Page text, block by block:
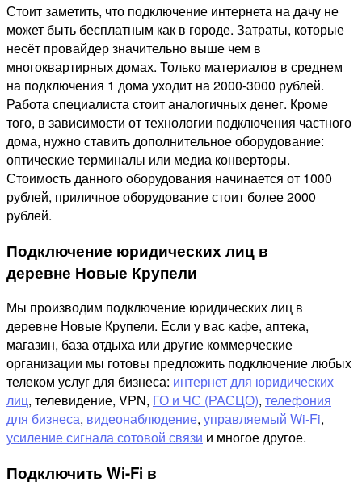
Стоит заметить, что подключение интернета на дачу не
может быть бесплатным как в городе. Затраты, которые
несёт провайдер значительно выше чем в
многоквартирных домах. Только материалов в среднем
на подключения 1 дома уходит на 2000-3000 рублей.
Работа специалиста стоит аналогичных денег. Кроме
того, в зависимости от технологии подключения частного
дома, нужно ставить дополнительное оборудование:
оптические терминалы или медиа конверторы.
Стоимость данного оборудования начинается от 1000
рублей, приличное оборудование стоит более 2000
рублей.
Подключение юридических лиц в
деревне Новые Крупели
Мы производим подключение юридических лиц в
деревне Новые Крупели. Если у вас кафе, аптека,
магазин, база отдыха или другие коммерческие
организации мы готовы предложить подключение любых
телеком услуг для бизнеса: интернет для юридических
лиц, телевидение, VPN, ГО и ЧС (РАСЦО), телефония
для бизнеса, видеонаблюдение, управляемый Wi-Fi,
усиление сигнала сотовой связи и многое другое.
Подключить Wi-Fi в